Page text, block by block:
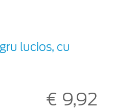
lucios, cu
€ 9,92